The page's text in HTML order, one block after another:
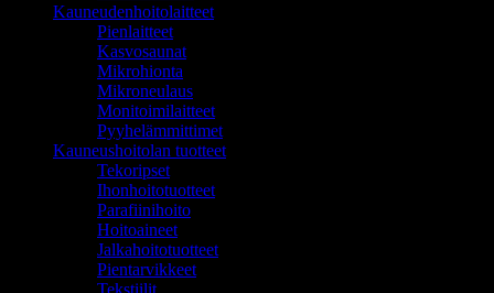
Kauneudenhoitolaitteet
Pienlaitteet
Kasvosaunat
Mikrohionta
Mikroneulaus
Monitoimilaitteet
Pyyhelämmittimet
Kauneushoitolan tuotteet
Tekoripset
Ihonhoitotuotteet
Parafiinihoito
Hoitoaineet
Jalkahoitotuotteet
Pientarvikkeet
Tekstiilit